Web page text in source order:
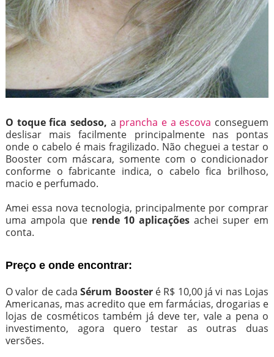
O toque fica sedoso, a prancha e a escova conseguem
deslisar mais facilmente principalmente nas pontas
onde o cabelo é mais fragilizado. Não cheguei a testar o
Booster com máscara, somente com o condicionador
conforme o fabricante indica, o cabelo fica brilhoso,
macio e perfumado.
Amei essa nova tecnologia, principalmente por comprar
uma ampola que rende 10 aplicações achei super em
conta.
Preço e onde encontrar:
O valor de cadaSérum Boosteré R$ 10,00 já vi nas Lojas
Americanas, mas acredito que em farmácias, drogarias e
lojas de cosméticos também já deve ter, vale a pena o
investimento, agora quero testar as outras duas
versões.